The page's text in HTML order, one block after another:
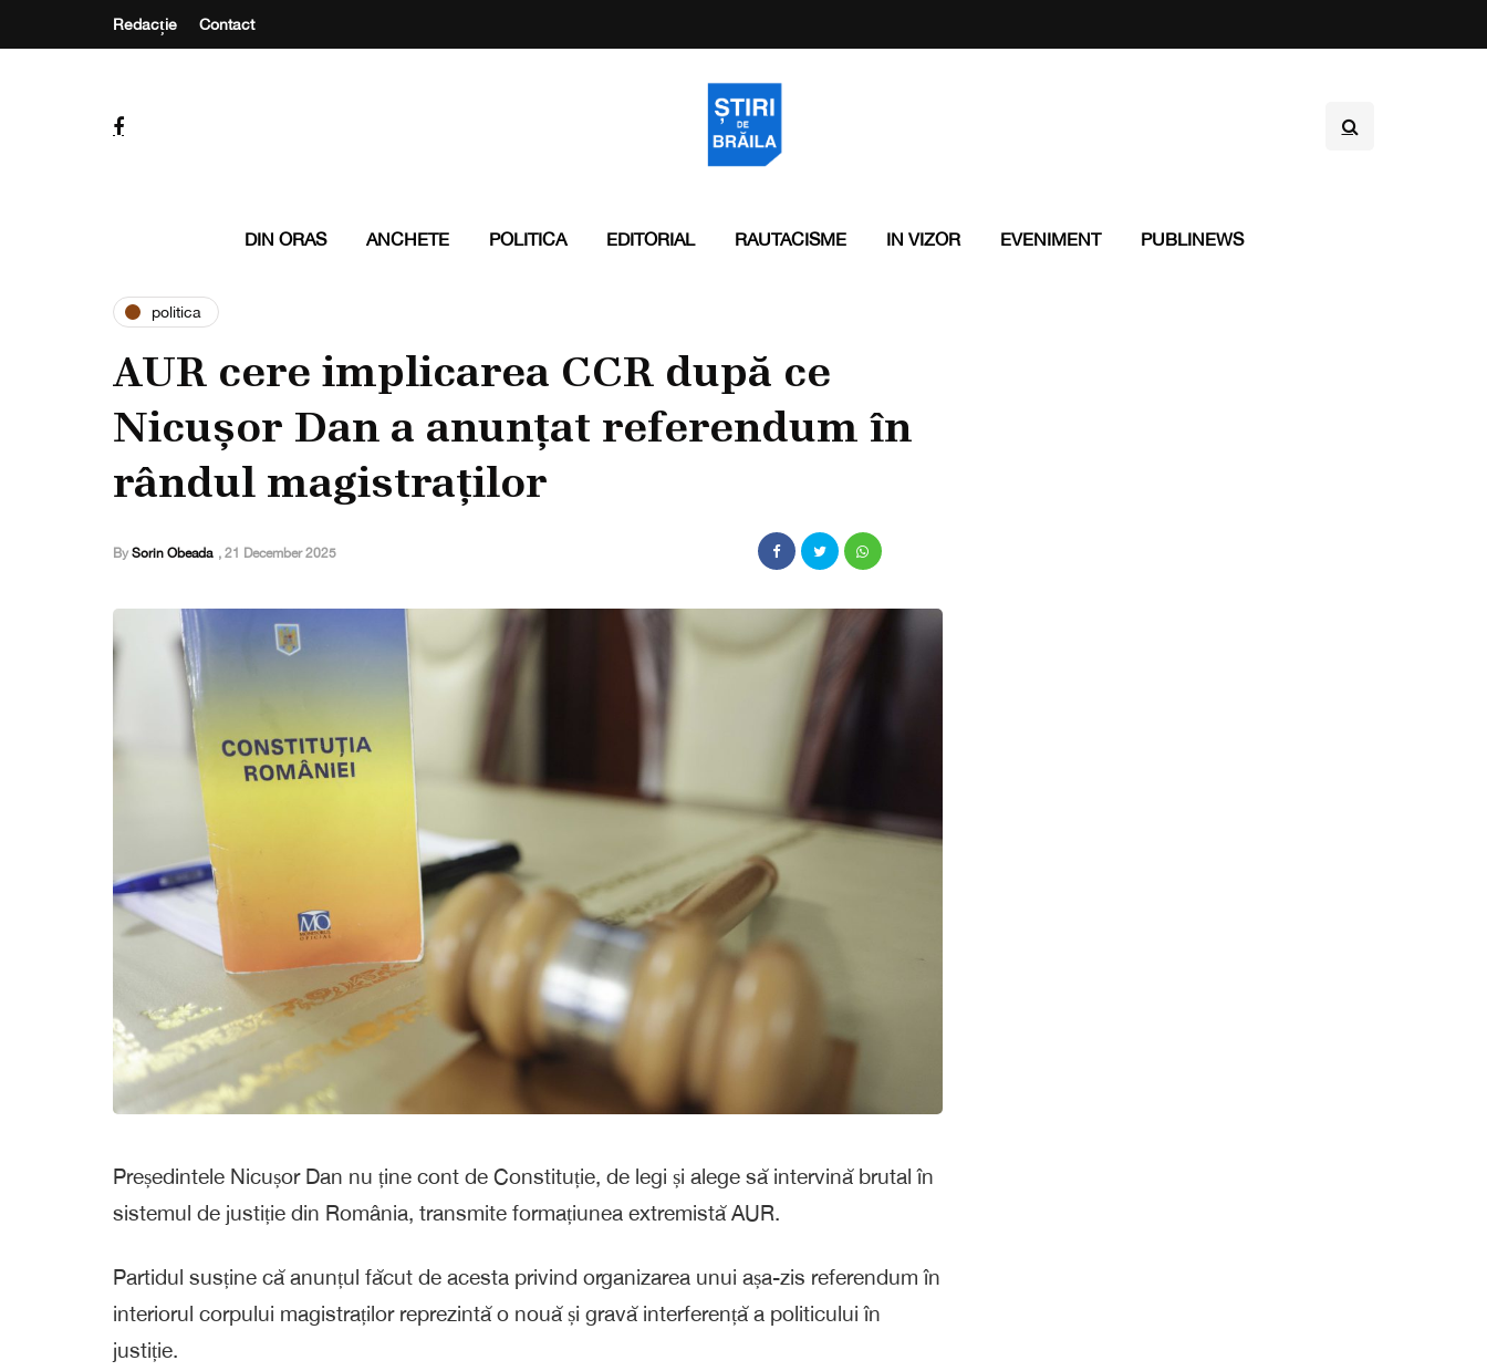
Redacție Contact
DIN ORAS ANCHETE POLITICA EDITORIAL RAUTACISME IN VIZOR EVENIMENT PUBLINEWS
politica
AUR cere implicarea CCR după ce
Nicușor Dan a anunțat referendum în
rândul magistraților
By Sorin Obeada , 21 December 2025
Președintele Nicușor Dan nu ține cont de Constituție, de legi și alege să intervină brutal în
sistemul de justiție din România, transmite formațiunea extremistă AUR.
Partidul susține că anunțul făcut de acesta privind organizarea unui așa-zis referendum în
interiorul corpului magistraților reprezintă o nouă și gravă interferență a politicului în
justiție.